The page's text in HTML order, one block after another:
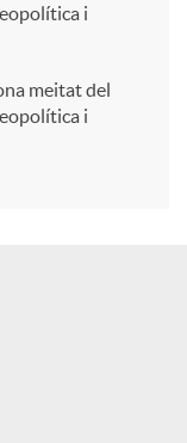
i
meitat del
i